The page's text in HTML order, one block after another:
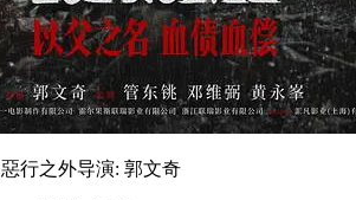
惡行之外导演: 郭文奇